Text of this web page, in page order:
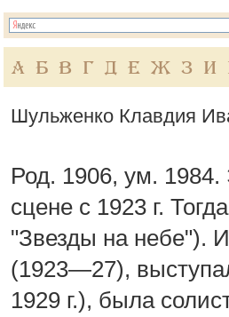
А Б В Г Д Е Ж З И
Шульженко Клавдия
Род. 1906, ум. 1984.
сцене с 1923 г.
"Звезды на небе").
(1923—27),
1929 г.), была